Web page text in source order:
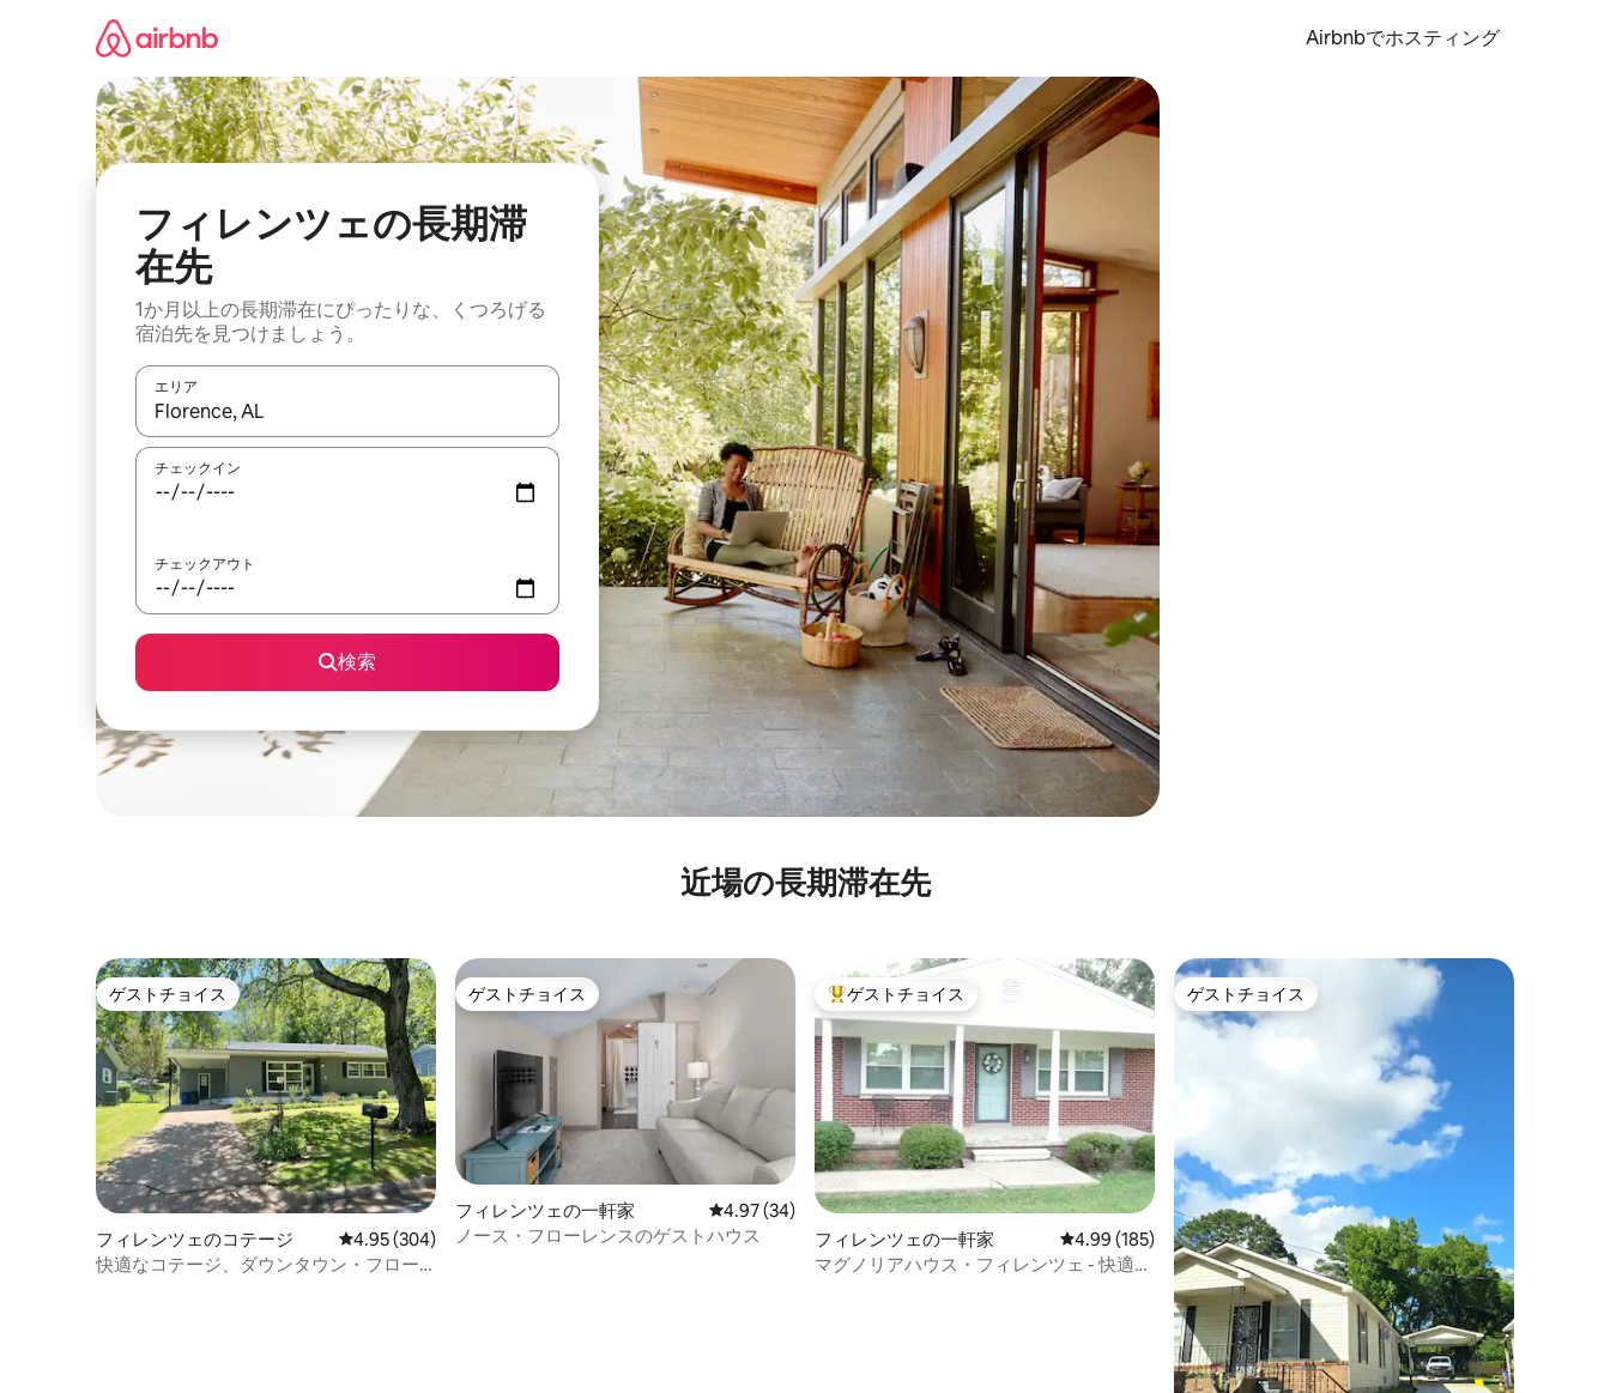
Airbnbでホスティング
フィレンツェの長期滞
在先
1か月以上の長期滞在にぴったりな、くつろげる
宿泊先を見つけましょう。
エリア
検索結果が表示されたら、上下の矢印キーを使って移動するか、画面をタッチまたはスワイプして検索結果を確認することができます。
チェックイン
チェックアウト
検索
近場の長期滞在先
ゲストチョイス
ゲストチョイス
フィレンツェのコテージ レビュー304件、5つ星中4.95つ星の平均評価
4.95 (304)
快適なコテージ、ダウンタウン・フロー
ゲストチョイス
ゲストチョイス
フィレンツェの一軒家 レビュー34件、5つ星中4.97つ星の平均評価
4.97 (34)
ノース・フローレンスのゲストハウス
大好評のゲストチョイスです。
ゲストチョイス
フィレンツェの一軒家 レビュー185件、5つ星中4.99つ星の平均評価
4.99 (185)
マグノリアハウス・フィレンツェ - 快適で
ゲストチョイス
ゲストチョイス